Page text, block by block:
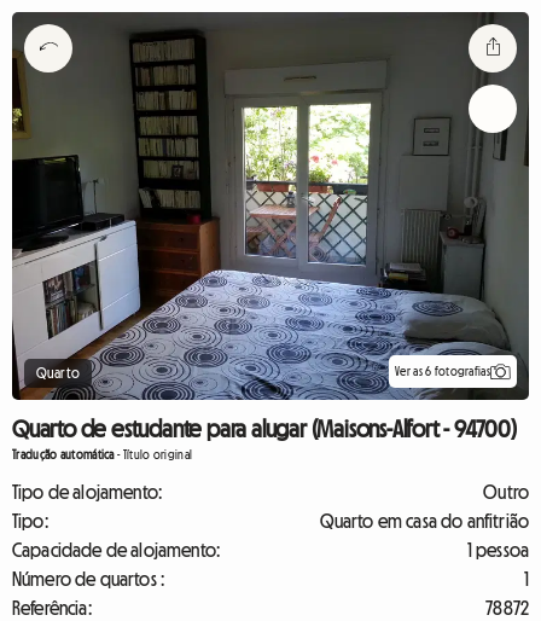
Quarto Ver as 6 fotografias
Quarto de estudante para alugar (Maisons-Alfort - 94700)
Tradução automática-Título original
Tipo de alojamento:
Outro
Tipo:
Quarto em casa do anfitrião
Capacidade de alojamento:
1 pessoa
Número de quartos :
1
Referência:
78872